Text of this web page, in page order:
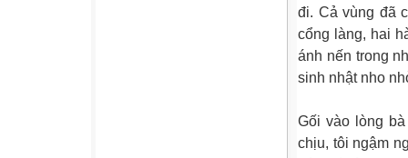
đi. Cả vùng đã
cổng làng, hai
ánh nến trong
sinh nhật nho
Gối vào lòng
chịu, tôi ngậm